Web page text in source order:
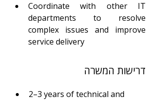
Coordinate with other IT
departments to resolve
complex issues and improve
service delivery
דרישות המשרה
2–3 years of technical and